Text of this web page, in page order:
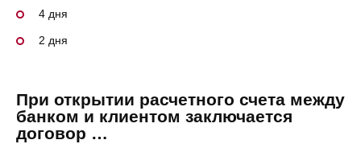
4 дня
2 дня
При открытии расчетного счета между
банком и клиентом заключается
договор …